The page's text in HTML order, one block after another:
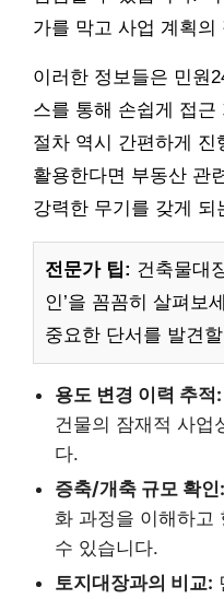
가를 막고 사업 계획
이러한 정보들은 민원
스를 통해 손쉽게 접
절차 역시 간편하게
활용한다면 부동산 관
강력한 무기를 갖게 되
전문가 팁: 건축물대
인’을 꼼꼼히 살펴보
중요한 단서를 발견
용도 변경 이력 추적:
건물의 잠재적 사업
다.
증축/개축 규모 확인:
화 과정을 이해하고
수 있습니다.
토지대장과의 비교: